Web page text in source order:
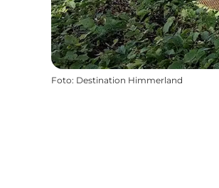
Foto: Destination Himmerland